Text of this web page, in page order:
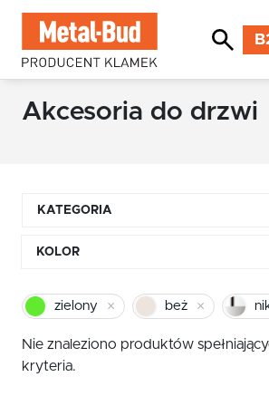
Akcesoria do drzwi
KATEGORIA
Klamki kwadratowe
Klamki INOX stal nierdzewna
Klamki premium
KOLOR
zielony beż
Nie znaleziono produktów
kryteria.